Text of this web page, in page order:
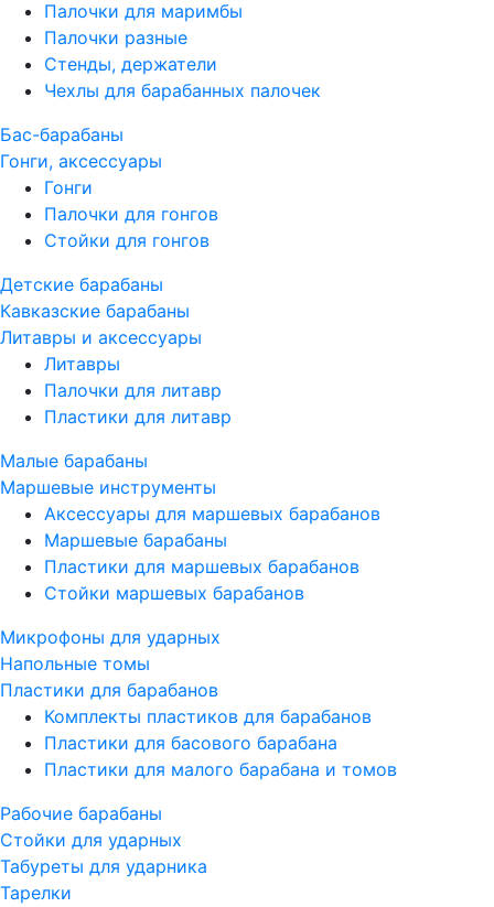
Палочки для маримбы
Палочки разные
Стенды, держатели
Чехлы для барабанных палочек
Бас-барабаны
Гонги, аксессуары
Гонги
Палочки для гонгов
Стойки для гонгов
Детские барабаны
Кавказские барабаны
Литавры и аксессуары
Литавры
Палочки для литавр
Пластики для литавр
Малые барабаны
Маршевые инструменты
Аксессуары для маршевых барабанов
Маршевые барабаны
Пластики для маршевых барабанов
Стойки маршевых барабанов
Микрофоны для ударных
Напольные томы
Пластики для барабанов
Комплекты пластиков для барабанов
Пластики для басового барабана
Пластики для малого барабана и томов
Рабочие барабаны
Стойки для ударных
Табуреты для ударника
Тарелки